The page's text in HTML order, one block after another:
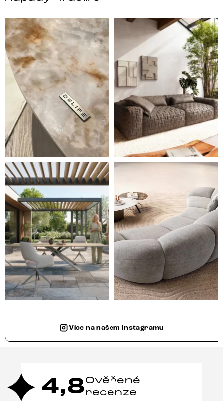
DELIFE – Nábytek, který promění dům v domov. Domo
Místo, kam se budeš těšit
Styl, odolnost a společné chvíle pod širým nebem.
Ne každá pohovka je jen
Více na našem Instagramu
4,8Ověřené
recenze